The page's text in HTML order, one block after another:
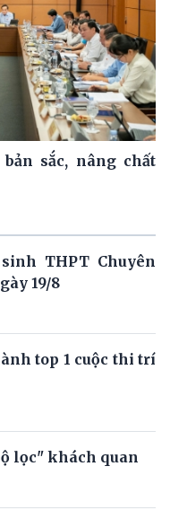
sắc, nâng chất
THPT Chuyên
19/8
top 1 cuộc thi trí
lọc" khách quan